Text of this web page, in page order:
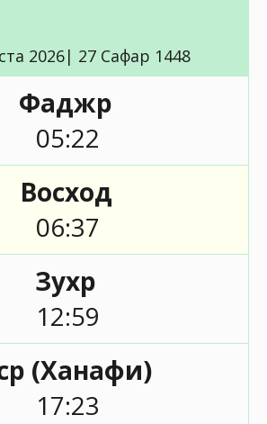
2026| 27 Сафар 1448
Фаджр
05:22
Восход
06:37
Зухр
12:59
(Ханафи)
17:23